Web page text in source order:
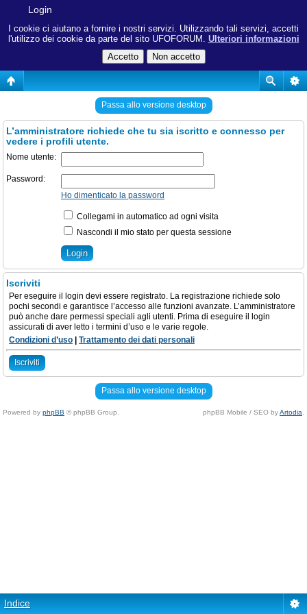
I cookie ci aiutano a fornire i nostri servizi. Utilizzando tali servizi, accetti
l'utilizzo dei cookie da parte del sito UFOFORUM. Ulteriori informazioni
Login
Passa allo versione desktop
L’amministratore richiede che tu sia iscritto e connesso per
vedere i profili utente.
Nome utente:
Password:
Ho dimenticato la password
Collegami in automatico ad ogni visita
Nascondi il mio stato per questa sessione
Iscriviti
Per eseguire il login devi essere registrato. La registrazione richiede solo
pochi secondi e garantisce l’accesso alle funzioni avanzate. L’amministratore
può anche dare permessi speciali agli utenti. Prima di eseguire il login
assicurati di aver letto i termini d’uso e le varie regole.
Condizioni d’uso
Trattamento dei dati personali
Iscriviti
Passa allo versione desktop
Powered by phpBB © phpBB Group. phpBB Mobile / SEO byArtodia
Indice